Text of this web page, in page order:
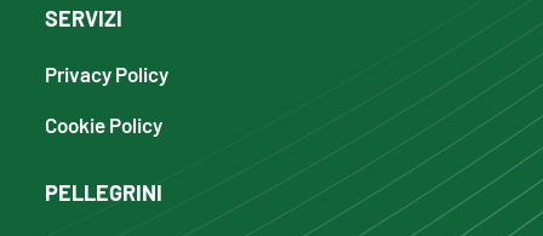
SERVIZI
Privacy Policy
Cookie Policy
PELLEGRINI